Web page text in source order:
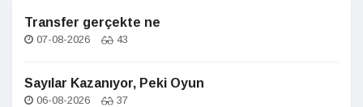
Transfer gerçekte ne
07-08-2026 43
Sayılar Kazanıyor, Peki Oyun
06-08-2026 37